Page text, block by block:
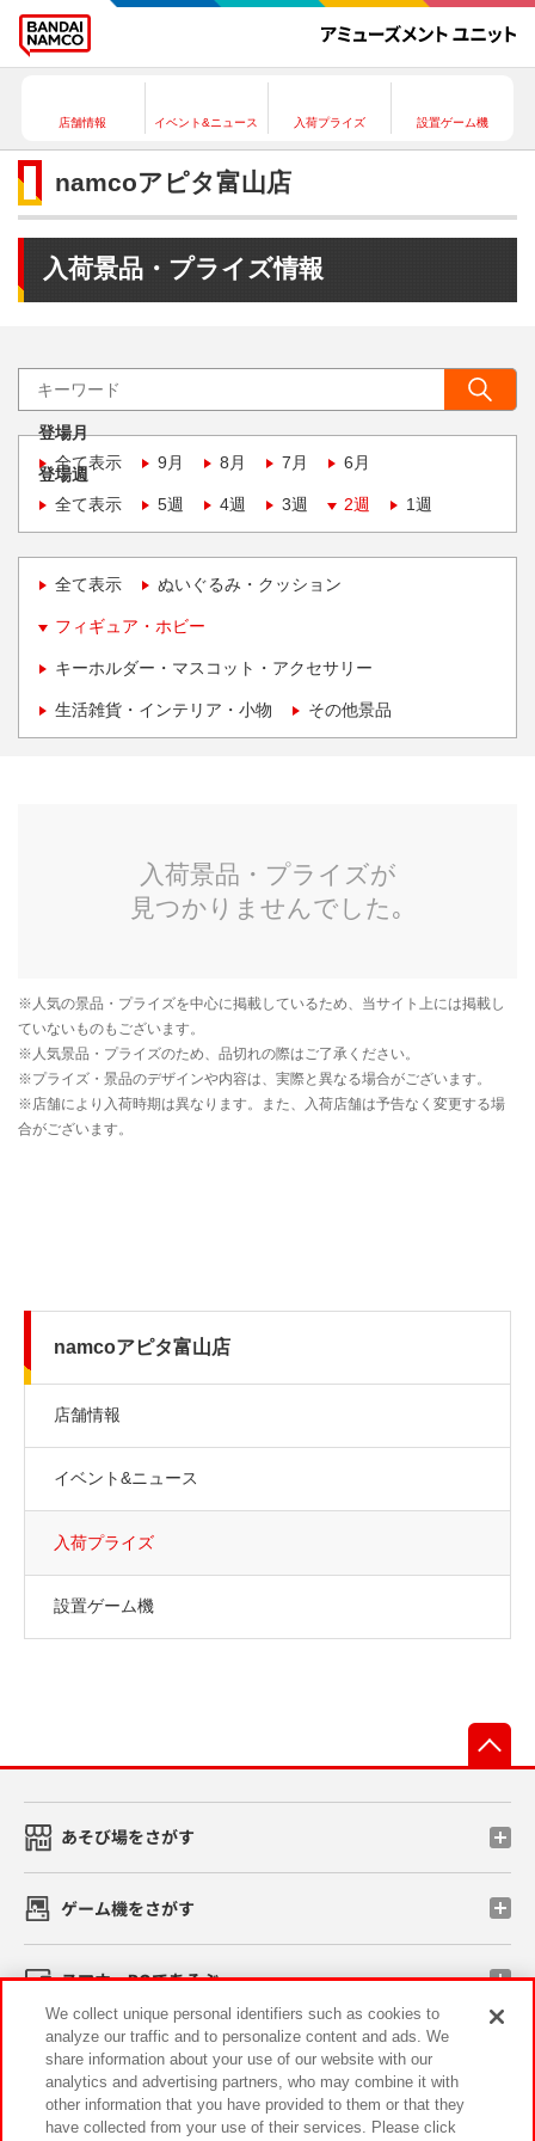
店舗情報 イベント&ニュース 入荷プライズ 設置ゲーム機
namcoアピタ富山店
入荷景品・プライズ情報
登場月
全て表示
9月 8月 7月 6月
登場週
全て表示
5週 4週 3週 2週 1週
全て表示 ぬいぐるみ・クッション
フィギュア・ホビー
キーホルダー・マスコット・アクセサリー
生活雑貨・インテリア・小物 その他景品
namcoアピタ富山店
店舗情報
イベント&ニュース
入荷プライズ
設置ゲーム機
あそび場をさがす
ゲーム機をさがす
スマホ・PCであそぶ
イベント・キャンペーン
We collect unique personal identifiers such as cookies to
analyze our traffic and to personalize content and ads. We
share information about your use of our website with our
analytics and advertising partners, who may combine it with
other information that you have provided to them or that they
have collected from your use of their services. Please click